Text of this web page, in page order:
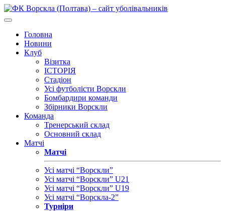
Головна
Новини
Клуб
Візитка
ІСТОРІЯ
Стадіон
Усі футболісти Ворскли
Бомбардири команди
Збірники Ворскли
Команда
Тренерський склад
Основний склад
Матчі
Матчі
Усі матчі “Ворскли”
Усі матчі “Ворскли” U21
Усі матчі “Ворскли” U19
Усі матчі “Ворскла-2”
Турніри